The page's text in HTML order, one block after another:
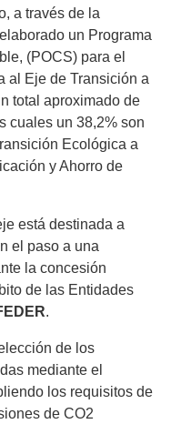
a través de la
un Programa
(POCS) para el
al Eje de Transición a
total aproximado de
cuales un 38,2% son
Ecológica a
y Ahorro de
está destinada a
el paso a una
la concesión
de las Entidades
.
de los
mediante el
los requisitos de
de CO2